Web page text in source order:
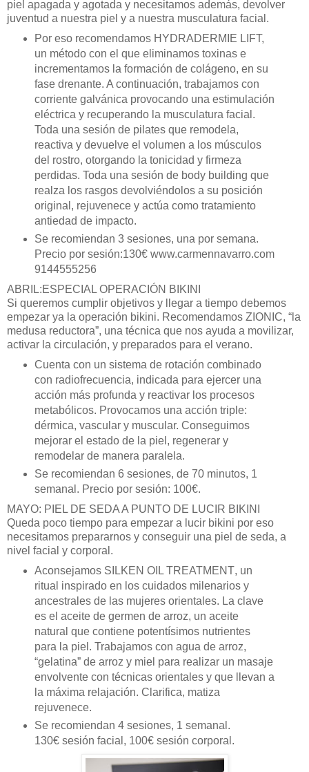
piel apagada y agotada y necesitamos además, devolver
juventud a nuestra piel y a nuestra musculatura facial.
Por eso recomendamos HYDRADERMIE LIFT,
un método con el que eliminamos toxinas e
incrementamos la formación de col ágeno, en su
fase drenante. A continuación, trabajamos con
corriente galvánica provocando una estimulación
el éctrica y recuperando la musculatura facial.
Toda una sesión de pilates que remodela,
reactiva y devuelve el volumen a los músculos
del rostro, otorgando la tonicidad y firmeza
perdidas. Toda una sesión de body building que
realza los rasgos devolviéndolos a su posición
original, rejuvenece y actúa como tratamiento
antiedad de impacto.
Se recomiendan 3 sesiones, una por semana.
Precio por sesión:130€ www.carmennavarro.com
9144555256
ABRIL:ESPECIAL OPERACI ÓN BIKINI
Si queremos cumplir objetivos y llegar a tiempo debemos
empezar ya la operación bikini. Recomendamos ZIONIC, “ la
medusa reductora”, una técnica que nos ayuda a movilizar,
activar la circulación, y preparados para el verano.
Cuenta con un sistema de rotación combinado
con radiofrecuencia, indicada para ejercer una
acción más profunda y reactivar los procesos
metabólicos. Provocamos una acción triple:
dérmica, vascular y muscular. Conseguimos
mejorar el estado de la piel, regenerar y
remodelar de manera paralela.
Se recomiendan 6 sesiones, de 70 minutos, 1
semanal. Precio por sesión: 100€.
MAYO: PIEL DE SEDA A PUNTO DE LUCIR BIKINI
Queda poco tiempo para empezar a lucir bikini por eso
necesitamos prepararnos y conseguir una piel de seda, a
nivel facial y corporal.
AconsejamosSILKEN OIL TREATMENT, un
ritual inspirado en los cuidados milenarios y
ancestrales de las mujeres orientales. La clave
es el aceite de germen de arroz, un aceite
natural que contiene potentísimos nutrientes
para la piel. Trabajamos con agua de arroz,
“gelatina”de arroz y miel para realizar un masaje
envolvente con técnicas orientales y que llevan a
la máxima relajación. Clarifica, matiza
rejuvenece.
Se recomiendan 4 sesiones, 1 semanal.
130€ sesión facial, 100€ sesión corporal.